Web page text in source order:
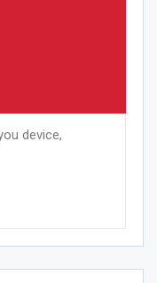
device,